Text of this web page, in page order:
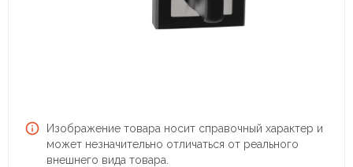
Изображение товара носит справочный характер и
может незначительно отличаться от реального
внешнего вида товара.